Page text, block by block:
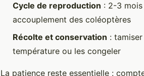
Cycle de reproduction : 2-3
accouplement des coléoptères
Récolte et conservation :
température ou les congeler
La patience reste essentielle :